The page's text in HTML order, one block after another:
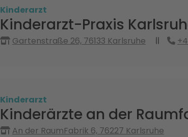
Kinderarzt
Kinderarzt-Praxis
Gartenstraße 26, 76133 Karlsruhe
Kinderarzt
Kinderärzte an der
An der RaumFabrik 6, 76227 Karlsruhe